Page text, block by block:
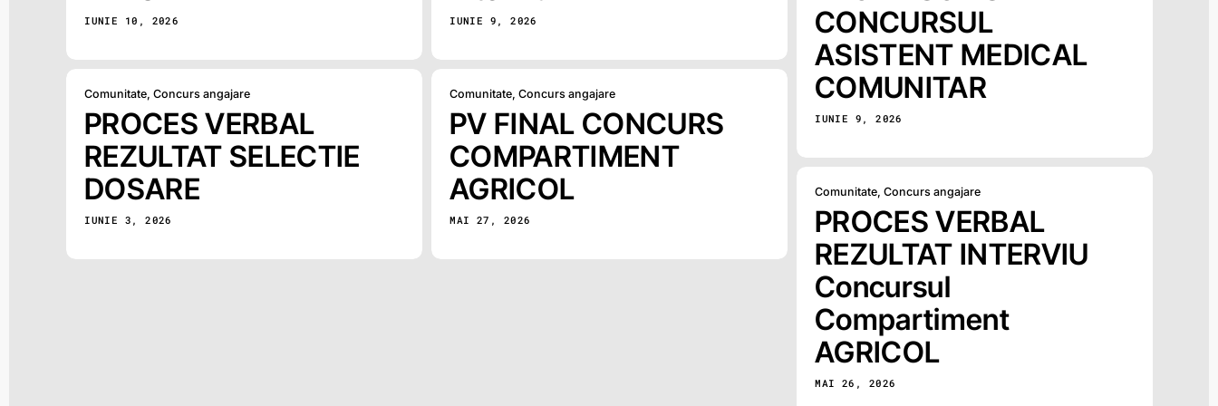
IUNIE 10, 2026 IUNIE 9, 2026
CONCURSUL
ASISTENT MEDICAL
COMUNITAR
IUNIE 9, 2026
Comunitate,Concurs angajare
PROCES VERBAL
REZULTAT SELECTIE
DOSARE
IUNIE 3, 2026
Comunitate,Concurs angajare
PV FINAL CONCURS
COMPARTIMENT
AGRICOL
MAI 27, 2026
Comunitate,Concurs angajare
PROCES VERBAL
REZULTAT INTERVIU
Concursul
Compartiment
AGRICOL
MAI 26, 2026